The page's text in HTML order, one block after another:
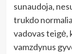
sunaudoja,
trukdo
vadovas teigė,
vamzdynus